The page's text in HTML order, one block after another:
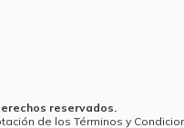
reservados.
de los Términos y